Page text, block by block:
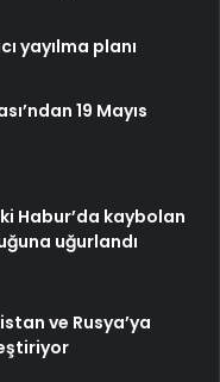
yayılma planı
19 Mayıs
Habur’da kaybolan
uğurlandı
ve Rusya’ya